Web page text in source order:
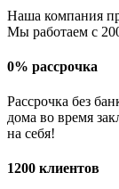
Наша компания
Мы работаем с
0% рассрочка
Рассрочка без
дома во время
на себя!
1200 клиентов